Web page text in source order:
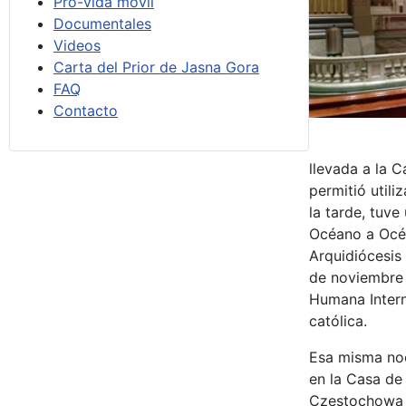
Documentales
Videos
Carta del Prior de Jasna Gora
FAQ
Contacto
llevada a la
permitió
la tarde, tuve
Océano a
de
Humana
católica.
Esa misma
en la Casa